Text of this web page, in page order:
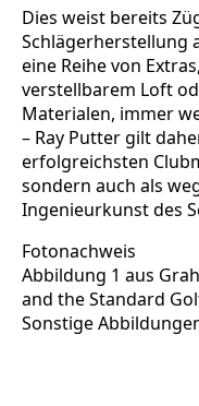
Dies weist bereits
Schlägerherstellung
eine Reihe von
verstellbarem Loft
Materialen, immer
– Ray Putter gilt
erfolgreichsten
sondern auch als
Ingenieurkunst des
Fotonachweis
Abbildung 1 aus
and the Standard
Sonstige